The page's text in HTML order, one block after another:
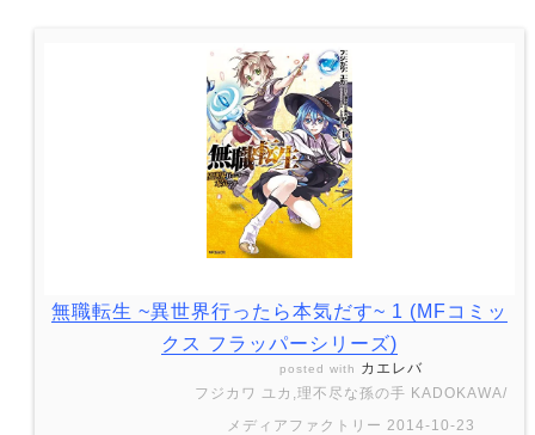
無職転生 ~異世界行ったら本気だす~ 1 (MFコミッ
クス フラッパーシリーズ)
posted with カエレバ
フジカワ ユカ,理不尽な孫の手 KADOKAWA/
メディアファクトリー 2014-10-23